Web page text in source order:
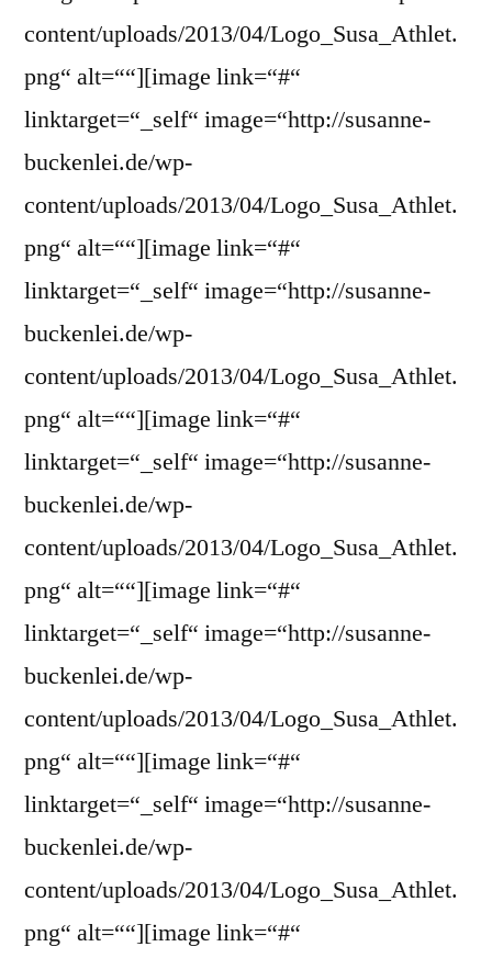
content/uploads/2013/04/Logo_Susa_Athlet.
png“ alt=““][image link=“#“
linktarget=“_self“ image=“http://susanne-
buckenlei.de/wp-
content/uploads/2013/04/Logo_Susa_Athlet.
png“ alt=““][image link=“#“
linktarget=“_self“ image=“http://susanne-
buckenlei.de/wp-
content/uploads/2013/04/Logo_Susa_Athlet.
png“ alt=““][image link=“#“
linktarget=“_self“ image=“http://susanne-
buckenlei.de/wp-
content/uploads/2013/04/Logo_Susa_Athlet.
png“ alt=““][image link=“#“
linktarget=“_self“ image=“http://susanne-
buckenlei.de/wp-
content/uploads/2013/04/Logo_Susa_Athlet.
png“ alt=““][image link=“#“
linktarget=“_self“ image=“http://susanne-
buckenlei.de/wp-
content/uploads/2013/04/Logo_Susa_Athlet.
png“ alt=““][image link=“#“